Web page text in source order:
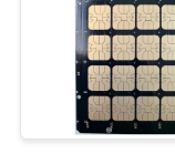
MAPA